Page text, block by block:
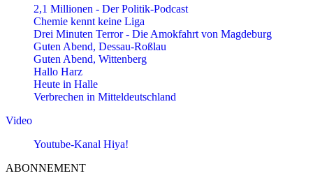
2,1 Millionen - Der Politik-Podcast
Chemie kennt keine Liga
Drei Minuten Terror - Die Amokfahrt von Magdeburg
Guten Abend, Dessau-Roßlau
Guten Abend, Wittenberg
Hallo Harz
Heute in Halle
Verbrechen in Mitteldeutschland
Video
Youtube-Kanal Hiya!
ABONNEMENT